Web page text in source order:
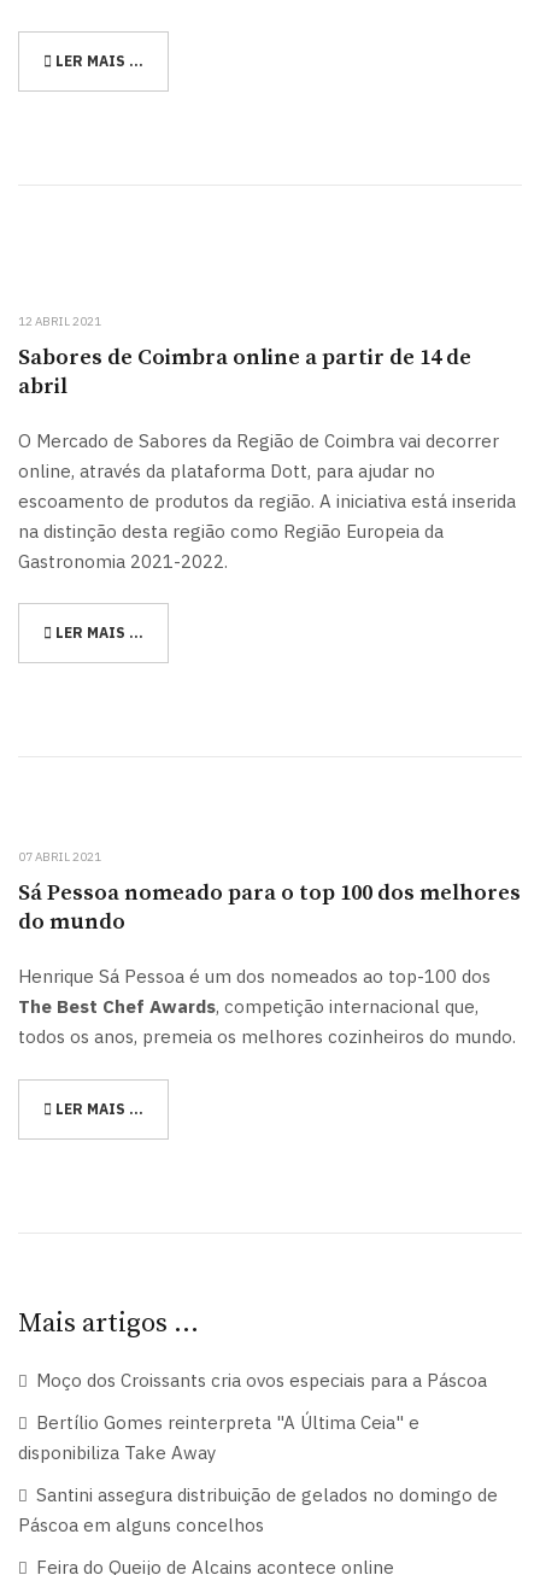
LER MAIS …
12 ABRIL 2021
Sabores de Coimbra online a partir de 14 de
abril
O Mercado de Sabores da Região de Coimbra vai decorrer
online, através da plataforma Dott, para ajudar no
escoamento de produtos da região. A iniciativa está inserida
na distinção desta região como Região Europeia da
Gastronomia 2021-2022.
LER MAIS …
07 ABRIL 2021
Sá Pessoa nomeado para o top 100 dos melhores
do mundo
Henrique Sá Pessoa é um dos nomeados ao top-100 dos
The Best Chef Awards, competição internacional que,
todos os anos, premeia os melhores cozinheiros do mundo.
LER MAIS …
Mais artigos …
Moço dos Croissants cria ovos especiais para a Páscoa
Bertílio Gomes reinterpreta "A Última Ceia" e
disponibiliza Take Away
Santini assegura distribuição de gelados no domingo de
Páscoa em alguns concelhos
Feira do Queijo de Alcains acontece online